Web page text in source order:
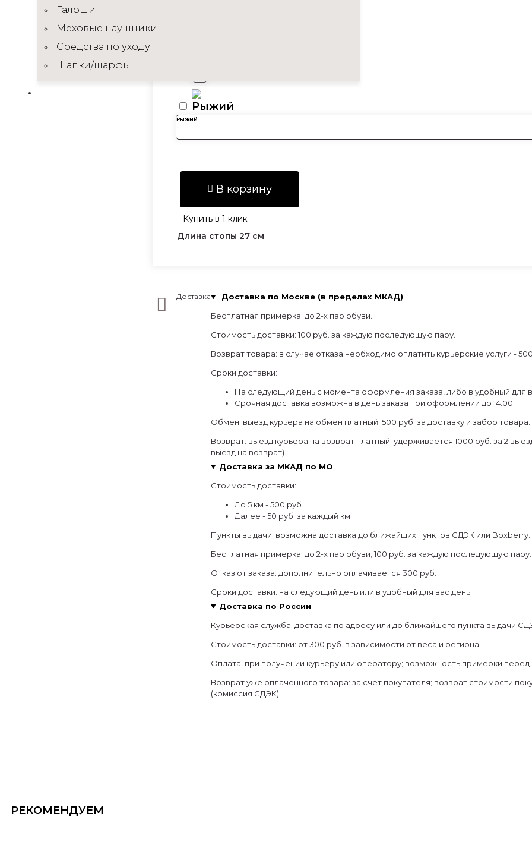
Галоши
Меховые наушники
Средства по уходу
Шапки/шарфы
Рыжий
В корзину
Купить в 1 клик
Длина стопы 27 см
Доставка
Доставка по Москве (в пределах МКАД)
Бесплатная примерка: до 2-х пар обуви.
Стоимость доставки: 100 руб. за каждую последующую пару.
Возврат товара: в случае отказа необходимо оплатить курьерские услуги -
Сроки доставки:
На следующий день с момента оформления заказа, либо в удобный для
Срочная доставка возможна в день заказа при оформлении до 14:00.
Обмен: выезд курьера на обмен платный: 500 руб. за доставку и забор товара.
Возврат: выезд курьера на возврат платный: удерживается 1000 руб. за 2
выезд на возврат).
Доставка за МКАД по МО
Стоимость доставки:
До 5 км - 500 руб.
Далее - 50 руб. за каждый км.
Пункты выдачи: возможна доставка до ближайших пунктов СДЭК или Boxberry.
Бесплатная примерка: до 2-х пар обуви; 100 руб. за каждую последующую пару.
Отказ от заказа: дополнительно оплачивается 300 руб.
Сроки доставки: на следующий день или в удобный для вас день.
Доставка по России
Курьерская служба: доставка по адресу или до ближайшего пункта выдачи
Стоимость доставки: от 300 руб. в зависимости от веса и региона.
Оплата: при получении курьеру или оператору; возможность примерки перед
Возврат уже оплаченного товара: за счет покупателя; возврат стоимости
(комиссия СДЭК).
РЕКОМЕНДУЕМ